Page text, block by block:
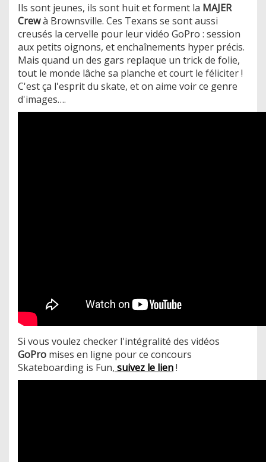
Ils sont jeunes, ils sont huit et forment la MAJER
Crewà Brownsville. Ces Texans se sont aussi
creusés la cervelle pour leur vidéo GoPro : session
aux petits oignons, et enchaînements hyper précis.
Mais quand un des gars replaque un trick de folie,
tout le monde lâche sa planche et court le féliciter !
C'est ça l'esprit du skate, et on aime voir ce genre
d'images….
Si vous voulez checker l'intégralité des vidéos
GoPro mises en ligne pour ce concours
Skateboarding is Fun, suivez le lien!